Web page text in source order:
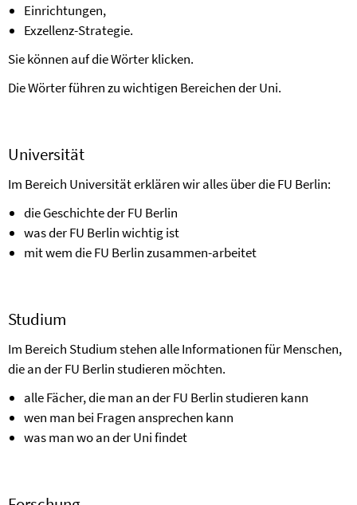
Einrichtungen,
Exzellenz-Strategie.
Sie können auf die Wörter klicken.
Die Wörter führen zu wichtigen Bereichen der Uni.
Universität
Im Bereich Universität erklären wir alles über die FU Berlin:
die Geschichte der FU Berlin
was der FU Berlin wichtig ist
mit wem die FU Berlin zusammen-arbeitet
Studium
Im Bereich Studium stehen alle Informationen für Menschen,
die an der FU Berlin studieren möchten.
alle Fächer, die man an der FU Berlin studieren kann
wen man bei Fragen ansprechen kann
was man wo an der Uni findet